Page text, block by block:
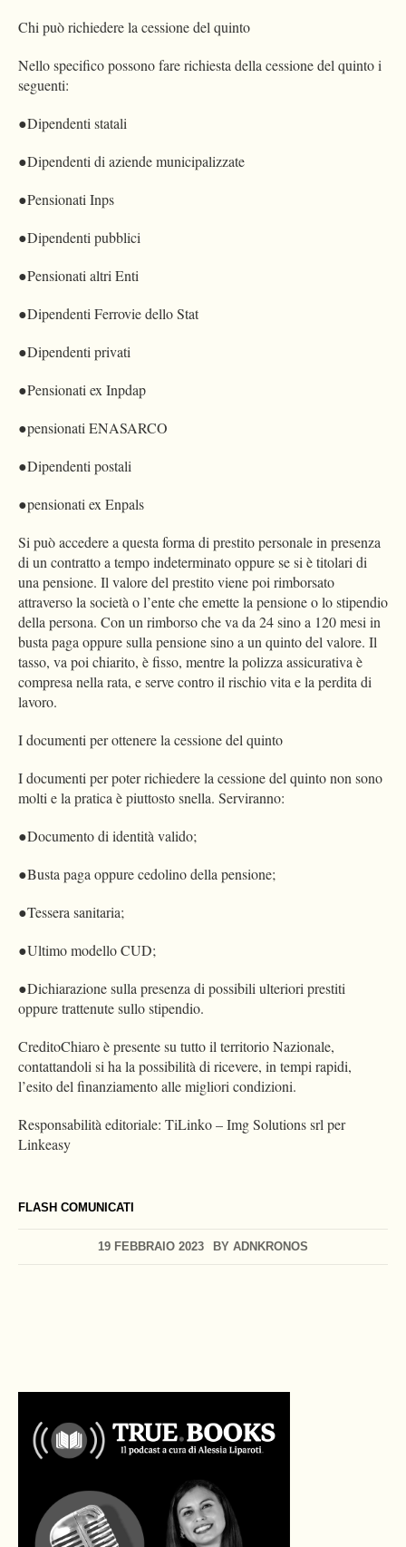
FLASH COMUNICATI
19 FEBBRAIO 2023 BY ADNKRONOS
Chi può richiedere la cessione del quinto
Nello specifico possono fare richiesta della cessione del quinto i
seguenti:
●Dipendenti statali
●Dipendenti di aziende municipalizzate
●Pensionati Inps
●Dipendenti pubblici
●Pensionati altri Enti
●Dipendenti Ferrovie dello Stat
●Dipendenti privati
●Pensionati ex Inpdap
●pensionati ENASARCO
●Dipendenti postali
●pensionati ex Enpals
Si può accedere a questa forma di prestito personale in presenza
di un contratto a tempo indeterminato oppure se si è titolari di
una pensione. Il valore del prestito viene poi rimborsato
attraverso la società o l’ente che emette la pensione o lo stipendio
della persona. Con un rimborso che va da 24 sino a 120 mesi in
busta paga oppure sulla pensione sino a un quinto del valore. Il
tasso, va poi chiarito, è fisso, mentre la polizza assicurativa è
compresa nella rata, e serve contro il rischio vita e la perdita di
lavoro.
I documenti per ottenere la cessione del quinto
I documenti per poter richiedere la cessione del quinto non sono
molti e la pratica è piuttosto snella. Serviranno:
●Documento di identità valido;
●Busta paga oppure cedolino della pensione;
●Tessera sanitaria;
●Ultimo modello CUD;
●Dichiarazione sulla presenza di possibili ulteriori prestiti
oppure trattenute sullo stipendio.
CreditoChiaro è presente su tutto il territorio Nazionale,
contattandoli si ha la possibilità di ricevere, in tempi rapidi,
l’esito del finanziamento alle migliori condizioni.
Responsabilità editoriale: TiLinko – Img Solutions srl per
Linkeasy